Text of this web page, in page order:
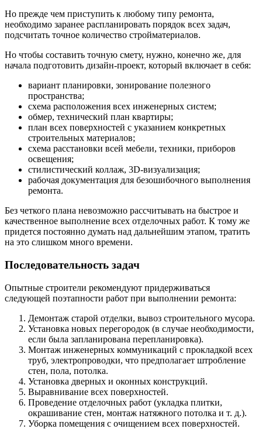
Но прежде чем приступить к любому типу ремонта,
необходимо заранее распланировать порядок всех задач,
подсчитать точное количество стройматериалов.
Но чтобы составить точную смету, нужно, конечно же, для
начала подготовить дизайн-проект, который включает в себя:
вариант планировки, зонирование полезного
пространства;
схема расположения всех инженерных систем;
обмер, технический план квартиры;
план всех поверхностей с указанием конкретных
строительных материалов;
схема расстановки всей мебели, техники, приборов
освещения;
стилистический коллаж, 3D-визуализация;
рабочая документация для безошибочного выполнения
ремонта.
Без четкого плана невозможно рассчитывать на быстрое и
качественное выполнение всех отделочных работ. К тому же
придется постоянно думать над дальнейшим этапом, тратить
на это слишком много времени.
Последовательность задач
Опытные строители рекомендуют придерживаться
следующей поэтапности работ при выполнении ремонта:
Демонтаж старой отделки, вывоз строительного мусора.
Установка новых перегородок (в случае необходимости,
если была запланирована перепланировка).
Монтаж инженерных коммуникаций с прокладкой всех
труб, электропроводки, что предполагает штробление
стен, пола, потолка.
Установка дверных и оконных конструкций.
Выравнивание всех поверхностей.
Проведение отделочных работ (укладка плитки,
окрашивание стен, монтаж натяжного потолка и т. д.).
Уборка помещения с очищением всех поверхностей.